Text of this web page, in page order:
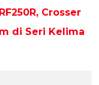
Crosser
di Seri Kelima